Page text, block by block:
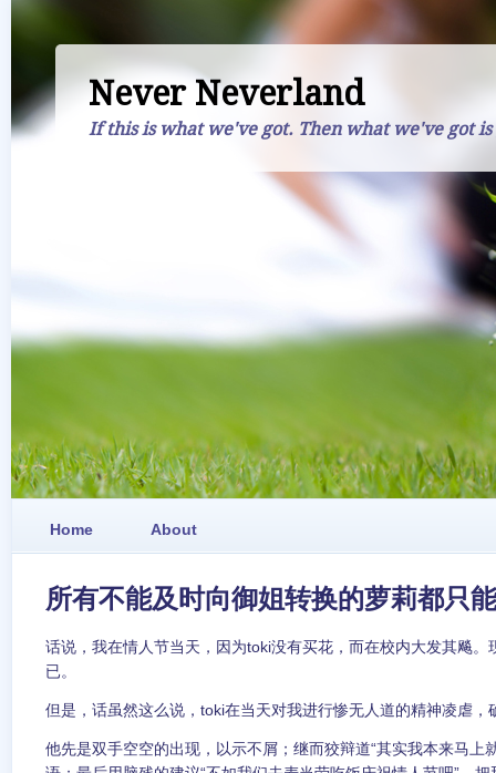
Never Neverland
If this is what we've got. Then what we've got is
Home About
所有不能及时向御姐转换的萝莉都只
话说，我在情人节当天，因为toki没有买花，而在校内大发其飚。
已。
但是，话虽然这么说，toki在当天对我进行惨无人道的精神凌虐，
他先是双手空空的出现，以示不屑；继而狡辩道“其实我本来马上